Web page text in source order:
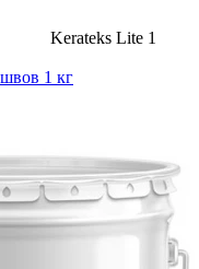
Kerateks Lite 1
1 кг